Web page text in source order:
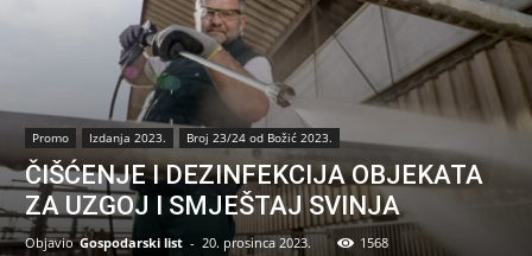
Promo Izdanja 2023. Broj 23/24 od Božić 2023.
ČIŠĆENJE I DEZINFEKCIJA OBJEKATA
ZA UZGOJ I SMJEŠTAJ SVINJA
Objavio Gospodarski list - 20. prosinca 2023. 1568